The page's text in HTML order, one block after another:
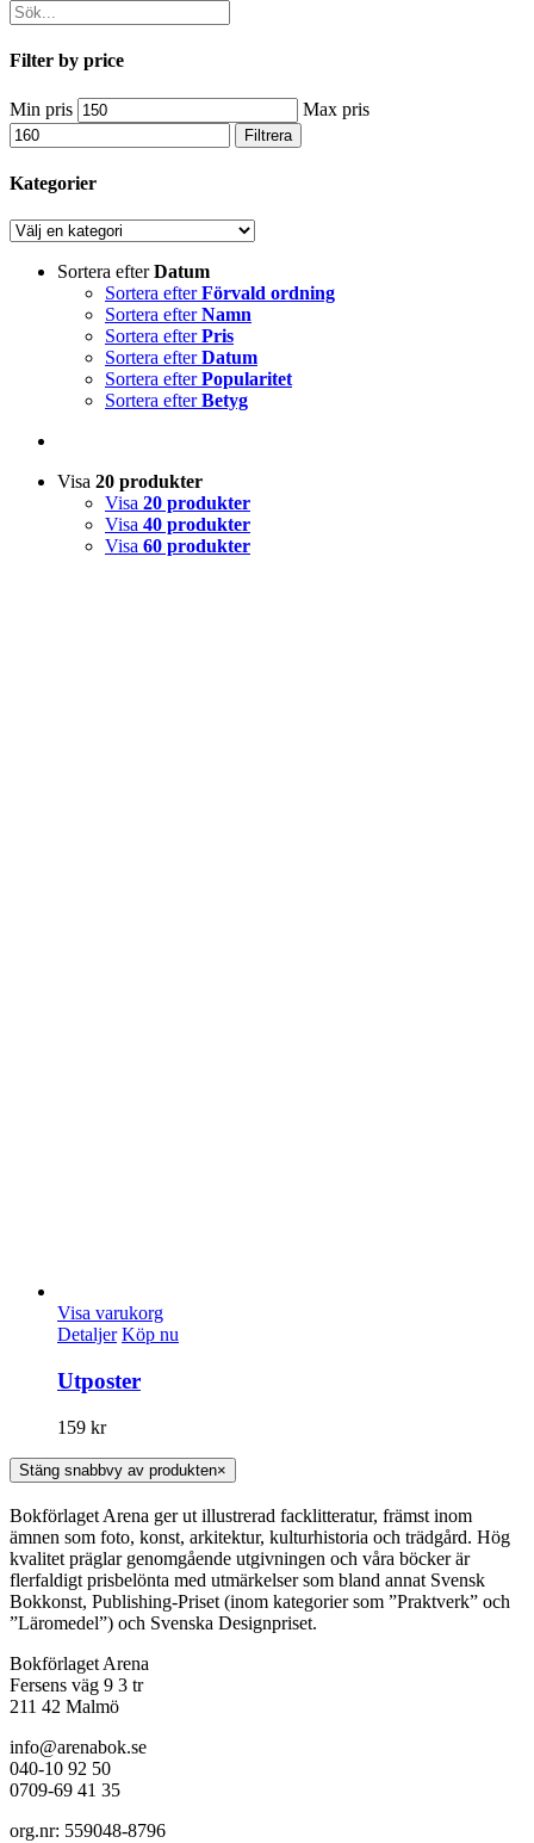
Filter by price
Min pris Max pris
Filtrera
Kategorier
Sortera efterDatum
Sortera efterFörvald ordning
Sortera efterNamn
Sortera efterPris
Sortera efterDatum
Sortera efterPopularitet
Sortera efterBetyg
Visa 20 produkter
Visa 20 produkter
Visa 40 produkter
Visa 60 produkter
Visa varukorg
Detaljer Köp nu
Utposter
159 kr
Stäng snabbvy av produkten×
Bokförlaget Arena ger ut illustrerad facklitteratur, främst inom
ämnen som foto, konst, arkitektur, kulturhistoria och trädgård. Hög
kvalitet präglar genomgående utgivningen och våra böcker är
flerfaldigt prisbelönta med utmärkelser som bland annat Svensk
Bokkonst, Publishing-Priset (inom kategorier som ”Praktverk” och
”Läromedel”) och Svenska Designpriset.
Bokförlaget Arena
Fersens väg 9 3 tr
211 42 Malmö
info@arenabok.se
040-10 92 50
0709-69 41 35
org.nr: 559048-8796